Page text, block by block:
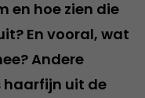
en hoe zien die
En vooral, wat
Andere
haarfijn uit de